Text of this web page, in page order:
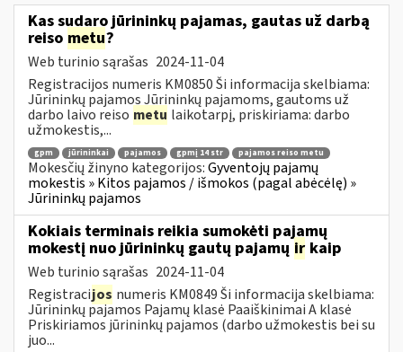
Kas sudaro jūrininkų pajamas, gautas už darbą
reiso metu?
Web turinio sąrašas 2024-11-04
Registracijos numeris KM0850 Ši informacija skelbiama:
Jūrininkų pajamos Jūrininkų pajamoms, gautoms už
darbo laivo reiso metu laikotarpį, priskiriama: darbo
užmokestis,...
gpm jūrininkai pajamos gpmį 14 str pajamos reiso metu
Mokesčių žinyno kategorijos:Gyventojų pajamų
mokestis » Kitos pajamos / išmokos (pagal abėcėlę) »
Jūrininkų pajamos
Kokiais terminais reikia sumokėti pajamų
mokestį nuo jūrininkų gautų pajamų ir kaip
Web turinio sąrašas 2024-11-04
Registracijos numeris KM0849 Ši informacija skelbiama:
Jūrininkų pajamos Pajamų klasė Paaiškinimai A klasė
Priskiriamos jūrininkų pajamos (darbo užmokestis bei su
juo...